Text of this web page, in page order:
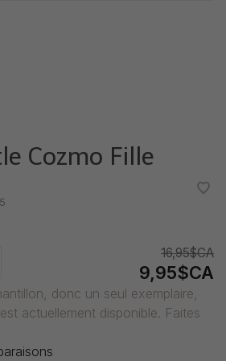
Cozmo Fille
16,95$CA
9,95$CA
donc un seul exemplaire,
actuellement disponible. Faites